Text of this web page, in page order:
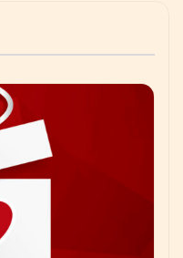
en el sector